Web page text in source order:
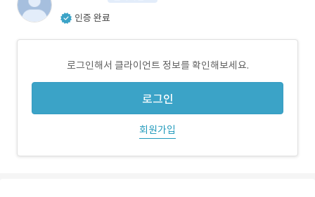
인증 완료
로그인해서 클라이언트 정보를 확인해보세요.
로그인
회원가입